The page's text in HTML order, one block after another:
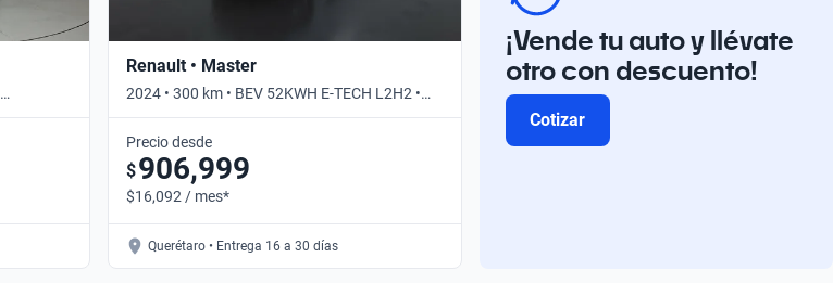
Renault • Master
2024 • 300 km • BEV 52KWH E-TECH L2H2 •
Automático
Precio desde
$906,999
$16,092 / mes*
Querétaro • Entrega 16 a 30 días
¡Vende tu auto y llévate
otro con descuento!
Cotizar